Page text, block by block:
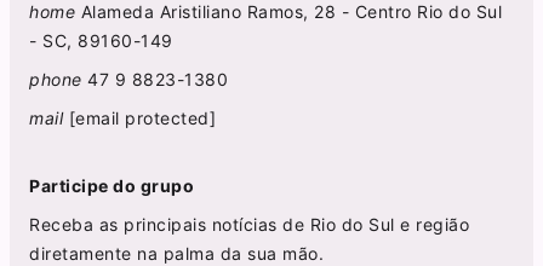
home Alameda Aristiliano Ramos, 28 - Centro Rio do Sul
- SC, 89160-149
phone 47 9 8823-1380
mail [email protected]
Participe do grupo
Receba as principais notícias de Rio do Sul e região
diretamente na palma da sua mão.